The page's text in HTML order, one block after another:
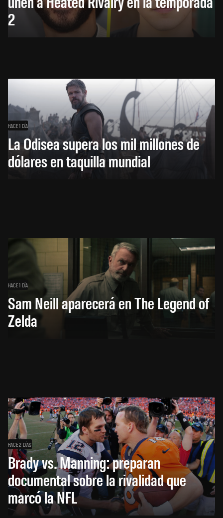
2
HACE 1 DÍA
La Odisea supera los mil millones de
dólares en taquilla mundial
HACE 1 DÍA
Sam Neill aparecerá en The Legend of
Zelda
HACE 2 DÍAS
Brady vs. Manning: preparan
documental sobre la rivalidad que
marcó la NFL